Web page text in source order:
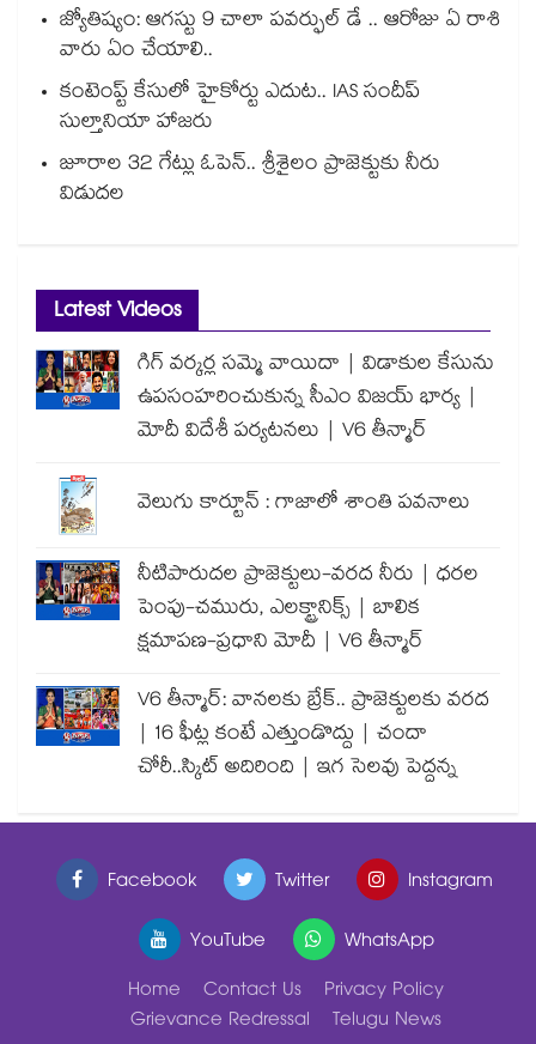
జ్యోతిష్యం: ఆగస్టు 9 చాలా పవర్ఫుల్ డే .. ఆరోజు ఏ రాశి
వారు ఏం చేయాలి..
కంటెంప్ట్ కేసులో హైకోర్టు ఎదుట.. IAS సందీప్
సుల్తానియా హాజరు
జూరాల 32 గేట్లు ఓపెన్.. శ్రీశైలం ప్రాజెక్టుకు నీరు
విడుదల
Latest Videos
గిగ్ వర్కర్ల సమ్మె వాయిదా | విడాకుల కేసును
ఉపసంహరించుకున్న సీఎం విజయ్ భార్య |
మోదీ విదేశీ పర్యటనలు | V6 తీన్మార్
వెలుగు కార్టూన్ : గాజాలో శాంతి పవనాలు
నీటిపారుదల ప్రాజెక్టులు-వరద నీరు | ధరల
పెంపు-చమురు, ఎలక్ట్రానిక్స్ | బాలిక
క్షమాపణ-ప్రధాని మోదీ | V6 తీన్మార్
V6 తీన్మార్: వానలకు బ్రేక్.. ప్రాజెక్టులకు వరద
| 16 ఫీట్ల కంటే ఎత్తుండొద్దు | చందా
చోరీ..స్కిట్ అదిరింది | ఇగ సెలవు పెద్దన్న
Facebook Twitter
Instagram
YouTube
WhatsApp
Home
Contact Us
Privacy Policy
Grievance Redressal
Telugu News